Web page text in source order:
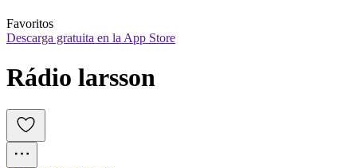
Favoritos
Descarga gratuita en la App Store
Rádio larsson